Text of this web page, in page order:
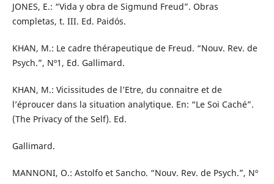
JONES, E.: “Vida y obra de Sigmund Freud”. Obras
completas, t. III. Ed. Paidós.
KHAN, M.: Le cadre thérapeutique de Freud. “Nouv. Rev. de
Psych.”, Nº1, Ed. Gallimard.
KHAN, M.: Vicissitudes de l’Etre, du connaitre et de
l’éproucer dans la situation analytique. En: “Le Soi Caché”.
(The Privacy of the Self). Ed.
Gallimard.
MANNONI, O.: Astolfo et Sancho. “Nouv. Rev. de Psych.”, Nº